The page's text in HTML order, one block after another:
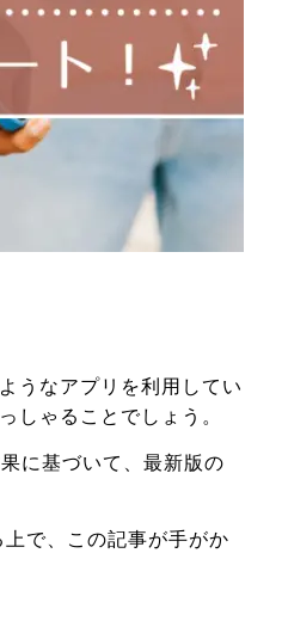
うなアプリを利用してい
しゃることでしょう。
に基づいて、最新版の
で、この記事が手がか